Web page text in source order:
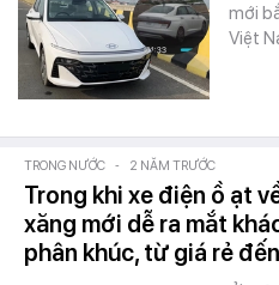
mới
Việt
TRONG NƯỚC - 2 NĂM TRƯỚC
Trong khi xe điện ồ ạt
xăng mới dễ ra mắt
phân khúc, từ giá rẻ